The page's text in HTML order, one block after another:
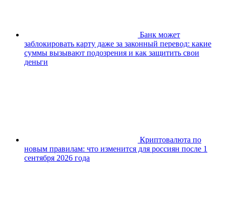
Банк может
заблокировать карту даже за законный перевод: какие
суммы вызывают подозрения и как защитить свои
деньги
Криптовалюта по
новым правилам: что изменится для россиян после 1
сентября 2026 года